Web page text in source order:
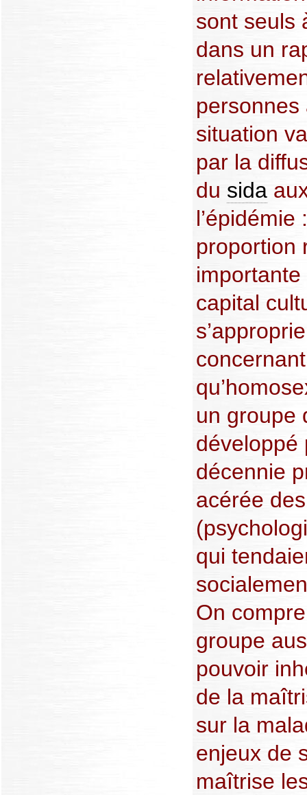
sont seuls
dans un
personnes
situation
par la
du sida
l’épidémie
proportion
capital
un groupe
développé
décennie
acérée
qui
On
groupe
pouvoir
de la
sur la
enjeux de
maîtrise